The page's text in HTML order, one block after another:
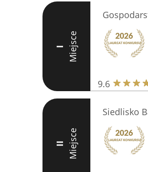
I Miejsce
9.6
II Miejsce
Siedlisko